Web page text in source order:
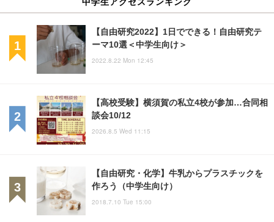
【自由研究2022】1日でできる！自由研究テ
ーマ10選＜中学生向け＞
2022.8.22 Mon 12:45
【高校受験】横須賀の私立4校が参加…合同相
談会10/12
2026.8.5 Wed 11:15
【自由研究・化学】牛乳からプラスチックを
作ろう（中学生向け）
2018.7.10 Tue 15:00